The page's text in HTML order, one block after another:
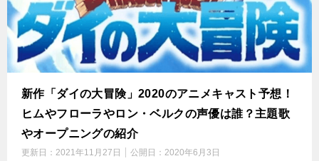
新作「ダイの大冒険」2020のアニメキャスト予想！
ヒムやフローラやロン・ベルクの声優は誰？主題歌
やオープニングの紹介
更新日： 2021年11月27日 公開日： 2020年6月3日